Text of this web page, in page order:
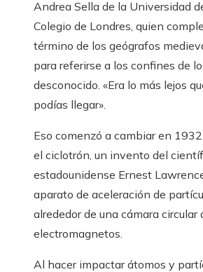
Andrea Sella de la Universidad
Colegio de Londres, quien
término de los geógrafos
para referirse a los confines de lo
desconocido. «Era lo más lejos
podías llegar».
Eso comenzó a cambiar en
el ciclotrón, un invento del
estadounidense Ernest
aparato de aceleración de
alrededor de una cámara circular
electromagnetos.
Al hacer impactar átomos y